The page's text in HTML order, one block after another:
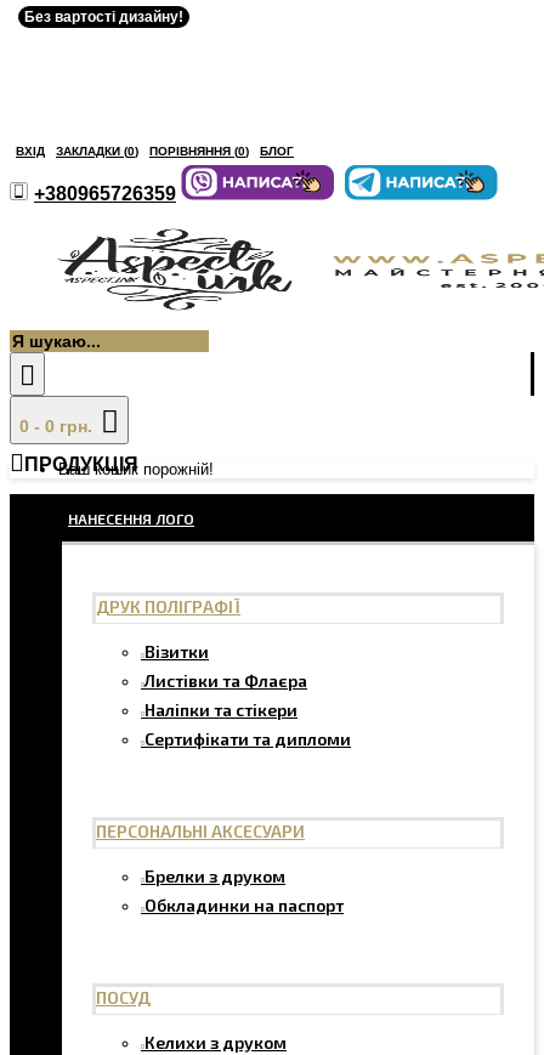
ВХІД ЗАКЛАДКИ (0) ПОРІВНЯННЯ (0) БЛОГ
+380965726359
0 - 0 грн.
Ваш кошик порожній!
ПРОДУКЦІЯ
НАНЕСЕННЯ ЛОГО
ДРУК ПОЛІГРАФІЇ
Візитки
Листівки та Флаєра
Наліпки та стікери
Сертифікати та дипломи
ПЕРСОНАЛЬНІ АКСЕСУАРИ
Брелки з друком
Обкладинки на паспорт
ПОСУД
Келихи з друком
Без вартості дизайну!